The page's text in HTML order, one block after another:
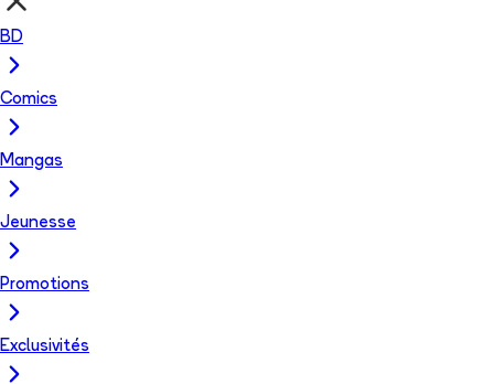
BD
Comics
Mangas
Jeunesse
Promotions
Exclusivités